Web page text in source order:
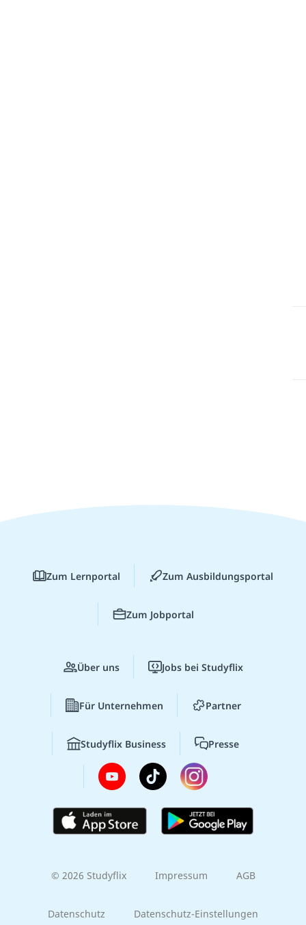
Zum Lernportal Zum Ausbildungsportal
Zum Jobportal
Über uns Jobs bei Studyflix
Für Unternehmen Partner
Studyflix Business Presse
© 2026 Studyflix Impressum AGB
Datenschutz Datenschutz-Einstellungen